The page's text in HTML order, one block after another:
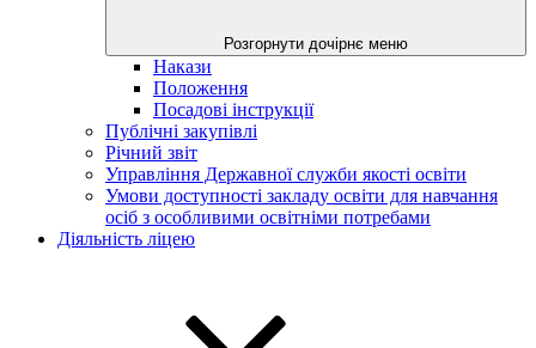
Розгорнути дочірнє меню
Накази
Положення
Посадові інструкції
Публічні закупівлі
Річний звіт
Управління Державної служби якості освіти
Умови доступності закладу освіти для навчання
осіб з особливими освітніми потребами
Діяльність ліцею